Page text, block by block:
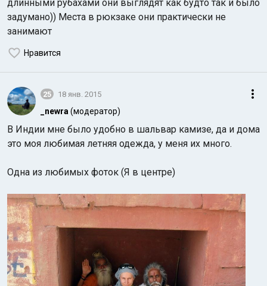
длинными рубахами они выглядят как будто так и было
задумано)) Места в рюкзаке они практически не
занимают
Нравится
25 18 янв. 2015
_newra (модератор)
В Индии мне было удобно в шальвар камизе, да и дома
это моя любимая летняя одежда, у меня их много.
Одна из любимых фоток (Я в центре)